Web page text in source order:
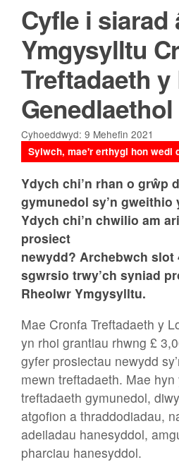
Cyfle i siarad
Ymgysylltu
Treftadaeth
Genedlaethol
Cyhoeddwyd: 9 Mehefin 2021
Sylwch, mae'r erthygl hon wedi
Ydych chi’n rhan o grŵp
gymunedol sy’n gweithio
Ydych chi’n chwilio am
prosiect
newydd? Archebwch slot
sgwrsio trwy’ch syniad
Rheolwr Ymgysylltu.
Mae Cronfa Treftadaeth y
yn rhoi grantiau rhwng £
gyfer prosiectau newydd
mewn treftadaeth. Mae
treftadaeth gymunedol,
atgofion a thraddodiadau,
adeiladau hanesyddol,
pharciau hanesyddol.